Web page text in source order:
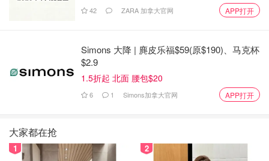
请之前，通过他们的省级计划开始安排改造前的 EnerGuide
评估。
42 ZARA 加拿大官网 APP打开
Simons 大降 | 麂皮乐福$59(原$190)、马克杯
$2.9
1.5折起 北面 腰包$20
6 1 Simons加拿大官网 APP打开
大家都在抢
1 2